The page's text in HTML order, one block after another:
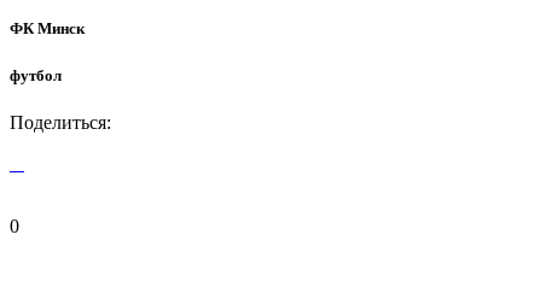
ФК Минск
футбол
Поделиться:
0